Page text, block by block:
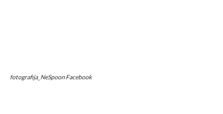
fotografija_NeSpoon Facebook